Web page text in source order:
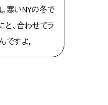
寒いNYの冬で
と、合わせてラ
ですよ。